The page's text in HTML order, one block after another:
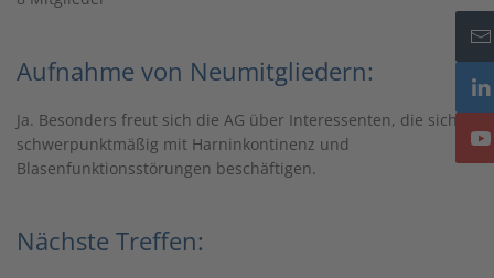
Aufnahme von Neumitgliedern:
Ja. Besonders freut sich die AG über Interessenten, die sich
schwerpunktmäßig mit Harninkontinenz und
Blasenfunktionsstörungen beschäftigen.
Nächste Treffen: